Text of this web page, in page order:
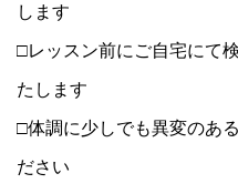
します
□レッスン前にご自宅にて
たします
□体調に少しでも異変のあ
ださい